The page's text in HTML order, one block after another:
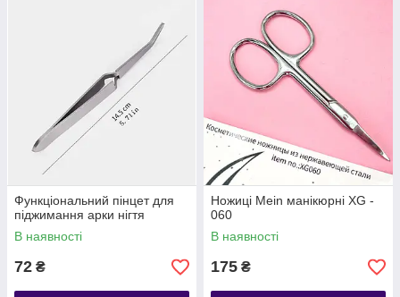
Функціональний пінцет для
піджимання арки нігтя
В наявності
72 ₴
Ножиці Mein манікюрні XG -
060
В наявності
175 ₴